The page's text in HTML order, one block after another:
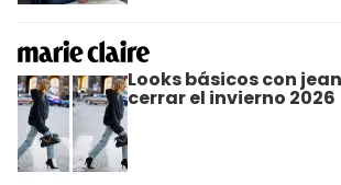
Looks básicos con
cerrar el invierno 2026